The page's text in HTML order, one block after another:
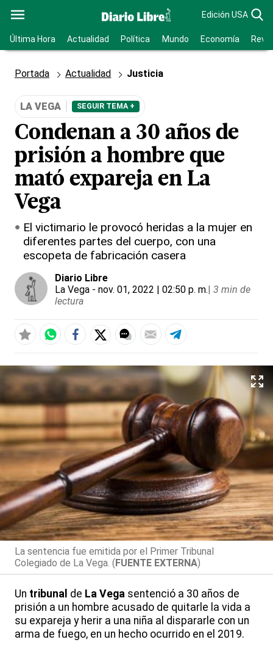
Edición USA
Última Hora Actualidad Política Mundo Economía
Portada Actualidad Justicia
LA VEGA SEGUIR TEMA +
Condenan a 30 años de
prisión a hombre que
mató expareja en La
Vega
El victimario le provocó heridas a la mujer en
diferentes partes del cuerpo, con una
escopeta de fabricación casera
Diario Libre
La Vega - nov. 01, 2022 | 02:50 p. m.| 3 min de
lectura
La sentencia fue emitida por el Primer Tribunal
Colegiado de La Vega. (FUENTE EXTERNA)
Un tribunal de La Vega sentenció a 30 años de
prisión a un hombre acusado de quitarle la vida a
su expareja y herir a una niña al dispararle con un
arma de fuego, en un hecho ocurrido en el 2019.